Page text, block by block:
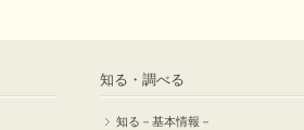
知る・調べる
知る－基本情報－